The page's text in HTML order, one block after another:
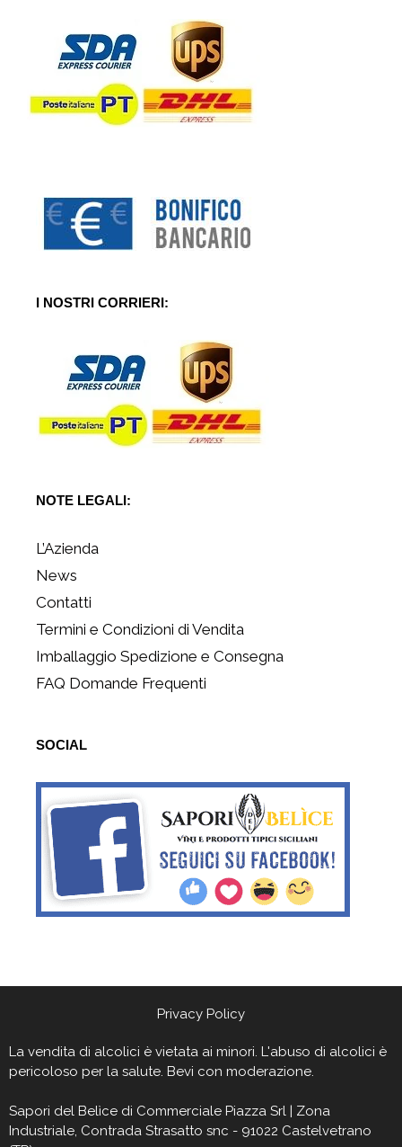
I NOSTRI CORRIERI:
NOTE LEGALI:
L’Azienda
News
Contatti
Termini e Condizioni di Vendita
Imballaggio Spedizione e Consegna
FAQ Domande Frequenti
SOCIAL
Privacy Policy
La vendita di alcolici è vietata ai minori. L'abuso di alcolici è
pericoloso per la salute. Bevi con moderazione.
Sapori del Belìce di Commerciale Piazza Srl | Zona
Industriale, Contrada Strasatto snc - 91022 Castelvetrano